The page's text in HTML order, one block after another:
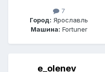
7
Город: Ярославль
Машина: Fortuner
e_olenev